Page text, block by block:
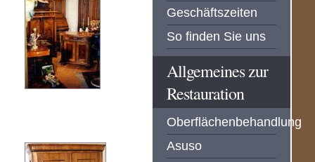
Geschäftszeiten
So finden Sie uns
Allgemeines zur
Restauration
Oberflächenbehandlung
Asuso